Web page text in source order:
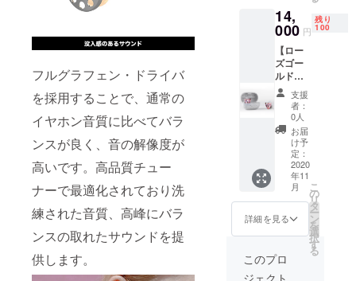
フルグラフェン・ドライバ
を採用することで、通常の
イヤホン音質に比べてバラ
ンスが良く、音の解像度が
高いです。高品質チュー
ナーで最適化されており洗
練された音質、高峰にバラ
ンスの取れたサウンドを提
供します。
価格が
予定価
格より
下がる
可能性
もござ
いま
す。
定を上
回る皆
様から
ご支援
を頂
き、現
在進め
ている
環境か
ら量産
体制を
更に整
えるこ
とがで
きた場
規販売
価格が
格より
下がる
ご支援
の数が
想定を
上回っ
た場
合、製
造工程
上の都
合等に
より出
荷時期
が遅れ
る場合
がござ
いま
本プロ
ジェク
して想
定を上
等に関
する返
品・返
金はお
受けい
たしか
ねま
す。 ※
開発中
の製品
につき
まして
は、デ
ザイ
ン・仕
部変更
になる
もござ
いま
ル ※そ
の他詳
細は製
品概要
でご確
認くだ
さい ＜
保証期
間＞ 商
品受け
取り日
から１
年間
（初期
不良の
み対
象） ＜
使用感
別価
格・
20%OF
F の
14,000
円(通常
価格
17,680
円) 特典
2：送料
込み ＜
商品詳
細＞ 製
品名：
Tiger&
Roseワ
イヤレ
ラー：
ブラッ
14,
000 円
残り
100
【ロー
ズゴー
ルド：
特別価
格・100
名限
定・
20％OF
Tiger&
Roseワ
イヤレ
スイヤ
ホン × 1
個 ＜特
典＞ 特
典1：特
別価
支援
者：
0人
お届
け予
定：
2020
年11
月
詳細を見る
こ
の
リ
タ
ー
ン
を
選
択
す
る
このプロ
ジェクト